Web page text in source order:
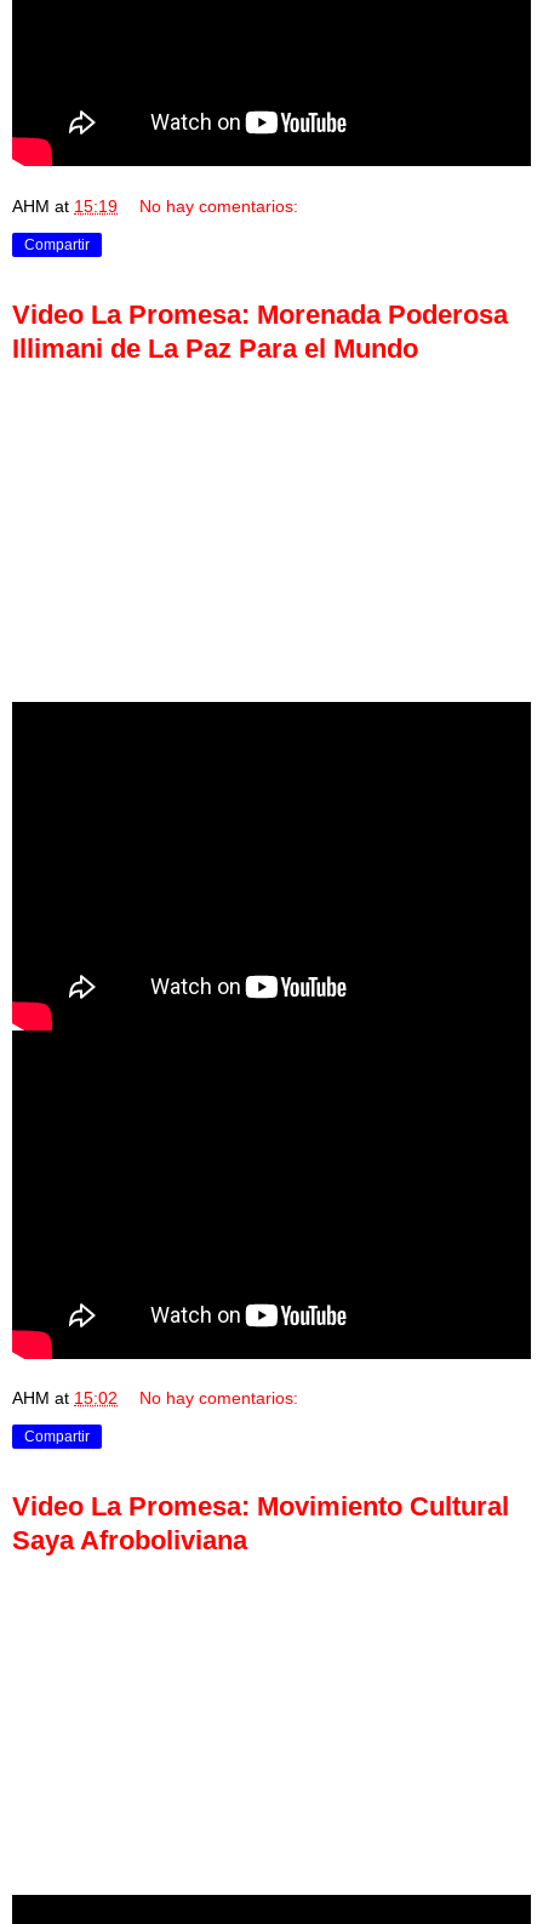
AHM at 15:19 No hay comentarios:
Compartir
Video La Promesa: Morenada Poderosa
Illimani de La Paz Para el Mundo
AHM at 15:02 No hay comentarios:
Compartir
Video La Promesa: Movimiento Cultural
Saya Afroboliviana